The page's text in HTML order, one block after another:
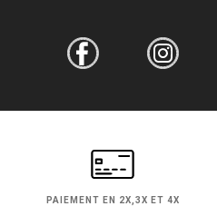
PAIEMENT EN 2X,3X ET 4X